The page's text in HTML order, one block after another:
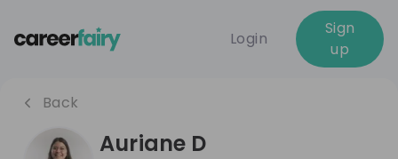
Login
Sign
up
Back
Auriane D